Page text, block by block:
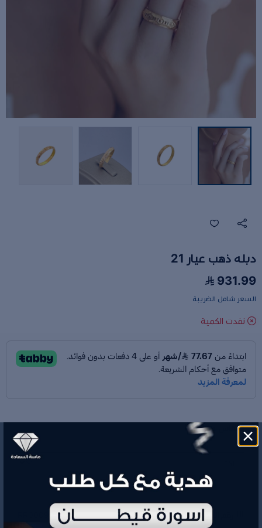
دبله ذهب عيار 21
931.99
السعر شامل الضريبة
نفدت الكمية
المقاس والوزن*
اختر
رقم الموديل RR000999555